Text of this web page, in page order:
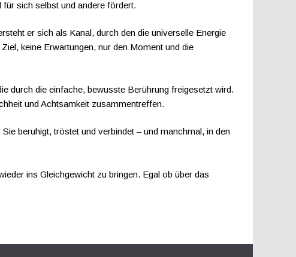
sich selbst und andere fördert.
er sich als Kanal, durch den die universelle Energie
keine Erwartungen, nur den Moment und die
durch die einfache, bewusste Berührung freigesetzt wird.
und Achtsamkeit zusammentreffen.
beruhigt, tröstet und verbindet – und manchmal, in den
ins Gleichgewicht zu bringen. Egal ob über das